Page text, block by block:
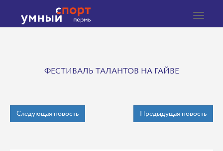
Toggle
ФЕСТИВАЛЬ ТАЛАНТОВ НА ГАЙВЕ
Следующая новость Предыдущая новость